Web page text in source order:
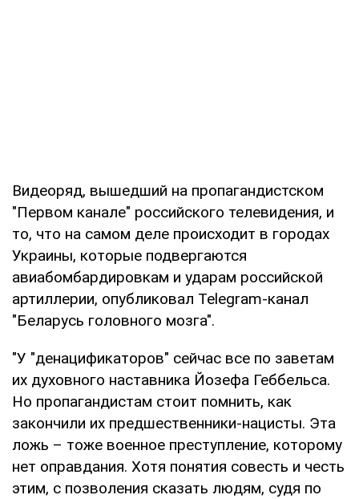
Видеоряд, вышедший на пропагандистском
"Первом канале" российского телевидения, и
то, что на самом деле происходит в городах
Украины, которые подвергаются
авиабомбардировкам и ударам российской
артиллерии, опубликовал Telegram-канал
"Беларусь головного мозга".
"У "денацификаторов" сейчас все по заветам
их духовного наставника Йозефа Геббельса.
Но пропагандистам стоит помнить, как
закончили их предшественники-нацисты. Эта
ложь – тоже военное преступление, которому
нет оправдания. Хотя понятия совесть и честь
этим, с позволения сказать людям, судя по